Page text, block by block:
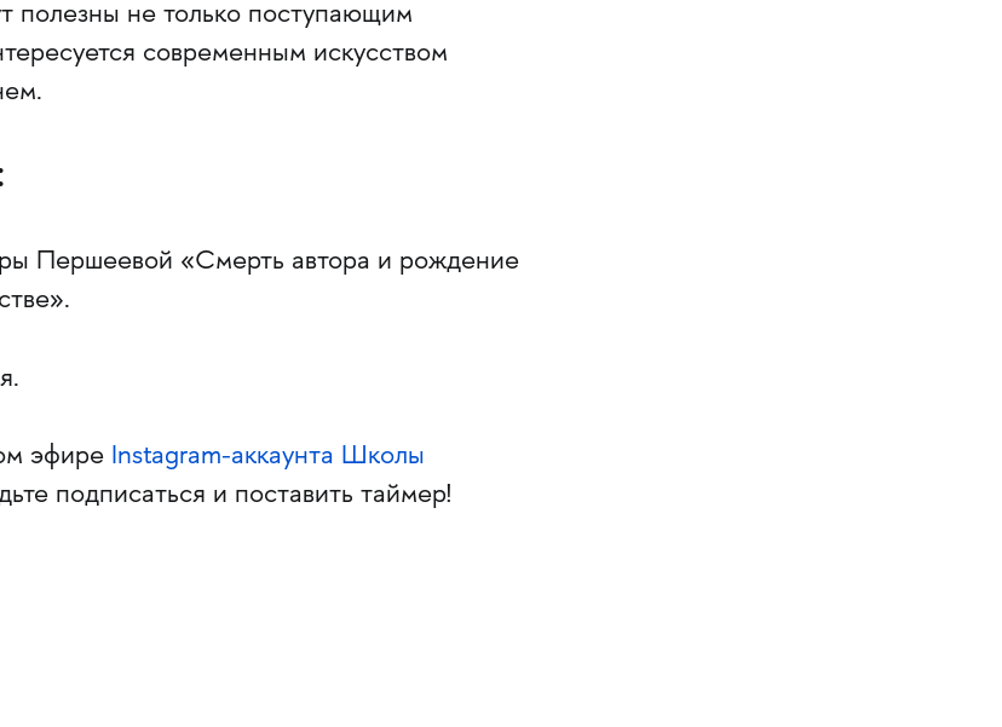
полезны не только поступающим
современным искусством
Першеевой «Смерть автора и рождение
эфире Instagram-аккаунта Школы
подписаться и поставить таймер!